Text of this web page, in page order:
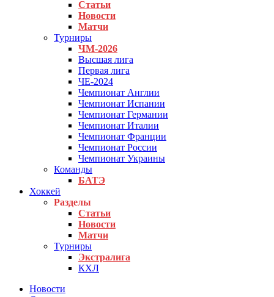
Статьи
Новости
Матчи
Турниры
ЧМ-2026
Высшая лига
Первая лига
ЧЕ-2024
Чемпионат Англии
Чемпионат Испании
Чемпионат Германии
Чемпионат Италии
Чемпионат Франции
Чемпионат России
Чемпионат Украины
Команды
БАТЭ
Хоккей
Разделы
Статьи
Новости
Матчи
Турниры
Экстралига
КХЛ
Новости